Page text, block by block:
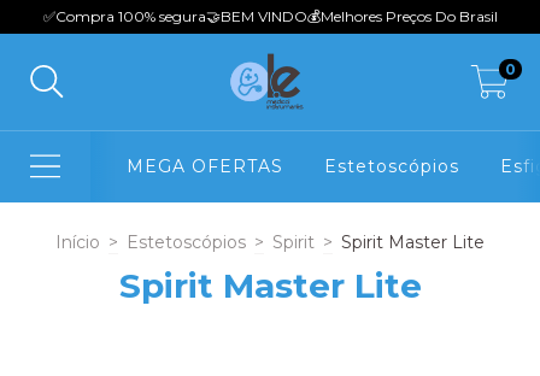
✅Compra 100% seguraㅤㅤㅤㅤㅤ🤝BEM VINDOㅤㅤㅤㅤ💰Melhores Preços Do Brasil
0
MEGA OFERTAS Estetoscópios
Início > Estetoscópios > Spirit > Spirit Master Lite
Spirit Master Lite